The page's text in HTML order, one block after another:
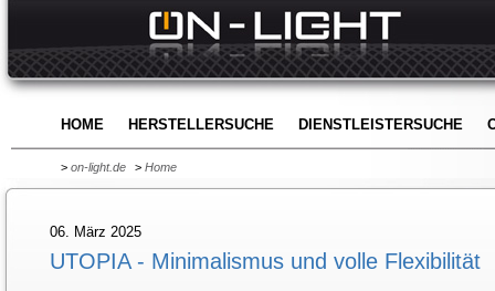
HOME HERSTELLERSUCHE DIENSTLEISTERSUCHE
> on-light.de > Home
06. März 2025
UTOPIA - Minimalismus und volle Flexibilität